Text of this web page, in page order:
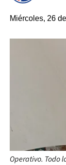
Miércoles, 26
Operativo. Todo